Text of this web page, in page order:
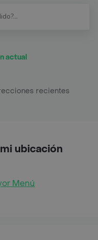
actual
recientes
ubicación
Menú